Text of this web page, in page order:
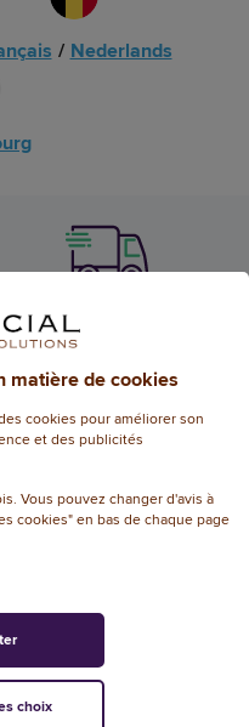
/ Nederlands
Livraison offerte
dès 50€ d’achat
Bénéficiez
matière de cookies
cookies pour améliorer son
et des publicités
Vous pouvez changer d'avis à
cookies" en bas de chaque page
choix